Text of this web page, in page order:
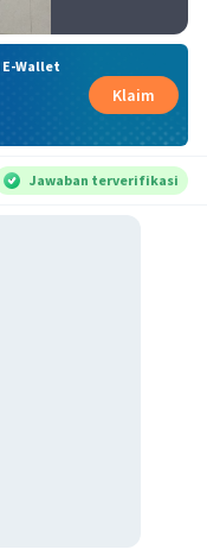
E-Wallet
Klaim
Jawaban terverifikasi